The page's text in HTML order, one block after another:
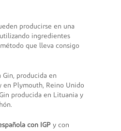
producirse en una
ingredientes
que lleva consigo
Gin, producida en
en Plymouth, Reino Unido
producida en Lituania y
con IGP y con